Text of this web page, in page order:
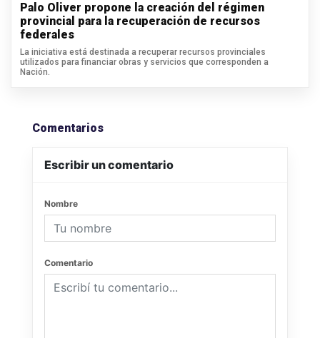
Palo Oliver propone la creación del régimen
provincial para la recuperación de recursos
federales
La iniciativa está destinada a recuperar recursos provinciales
utilizados para financiar obras y servicios que corresponden a
Nación.
Comentarios
Escribir un comentario
Nombre
Comentario